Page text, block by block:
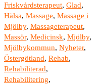
Friskvårdsterapeut, Glad,
Hälsa, Massage, Massage i
Mjölby, Massageterapeut,
Massör, Medicinsk, Mjölby,
Mjölbykommun, Nyheter,
Östergötland, Rehab,
Rehabiliterad,
Rehabilitering,